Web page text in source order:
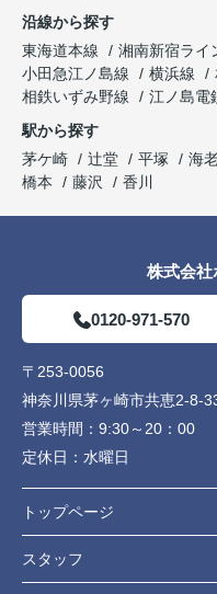
沿線から探す
東海道本線
湘南新宿ライ
小田急江ノ島線
横浜線
相鉄いずみ野線
江ノ島電
駅から探す
茅ケ崎
辻堂 平塚 海
橋本
藤沢 香川
株式会社
0120-971-570
〒253-0056
神奈川県茅ヶ崎市共恵2-8-
営業時間： 9:30～20：00
定休日： 水曜日
トップページ
スタッフ